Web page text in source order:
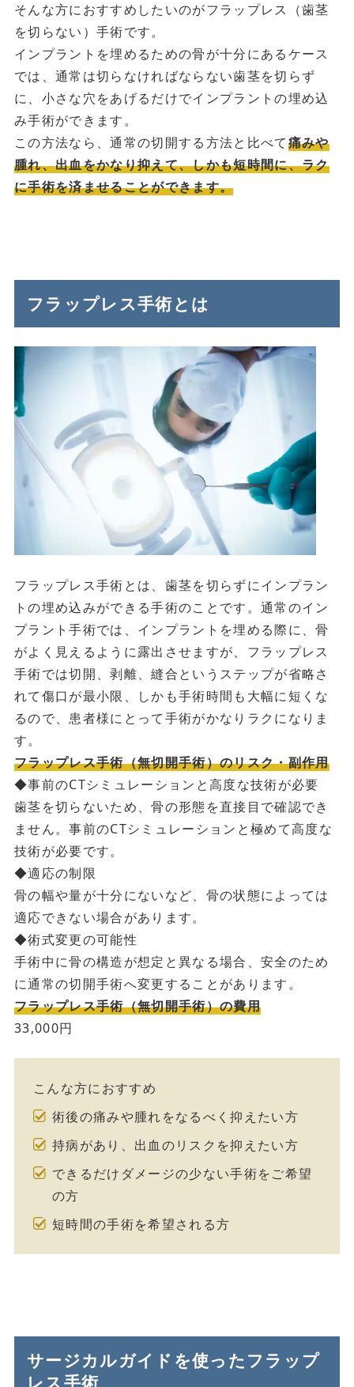
そんな方におすすめしたいのがフラップレス（歯茎
を切らない）手術です。
インプラントを埋めるための骨が十分にあるケース
では、通常は切らなければならない歯茎を切らず
に、小さな穴をあげるだけでインプラントの埋め込
み手術ができます。
この方法なら、通常の切開する方法と比べて痛みや
腫れ、出血をかなり抑えて、しかも短時間に、ラク
に手術を済ませることができます。
フラップレス手術とは
フラップレス手術とは、歯茎を切らずにインプラン
トの埋め込みができる手術のことです。通常のイン
プラント手術では、インプラントを埋める際に、骨
がよく見えるように露出させますが、フラップレス
手術では切開、剥離、縫合というステップが省略さ
れて傷口が最小限、しかも手術時間も大幅に短くな
るので、患者様にとって手術がかなりラクになりま
す。
フラップレス手術（無切開手術）のリスク・副作用
◆事前のCTシミュレーションと高度な技術が必要
歯茎を切らないため、骨の形態を直接目で確認でき
ません。事前のCTシミュレーションと極めて高度な
技術が必要です。
◆適応の制限
骨の幅や量が十分にないなど、骨の状態によっては
適応できない場合があります。
◆術式変更の可能性
手術中に骨の構造が想定と異なる場合、安全のため
に通常の切開手術へ変更することがあります。
フラップレス手術（無切開手術）の費用
33,000円
こんな方におすすめ
術後の痛みや腫れをなるべく抑えたい方
持病があり、出血のリスクを抑えたい方
できるだけダメージの少ない手術をご希望
の方
短時間の手術を希望される方
サージカルガイドを使ったフラップ
レス手術